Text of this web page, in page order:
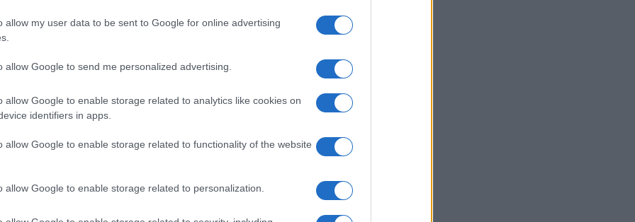
allow my user data to be sent to Google for online advertising
allow Google to send me personalized advertising.
allow Google to enable storage related to analytics like cookies on
identifiers in apps.
allow Google to enable storage related to functionality of the website
allow Google to enable storage related to personalization.
509
+ 10,4
2.235 + 6,8
ισχύ από το 2023